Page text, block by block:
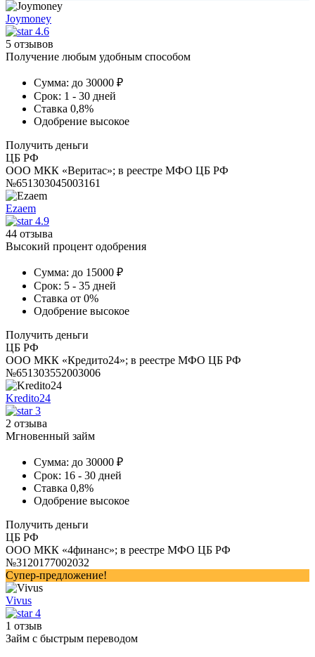
Joymoney
4.6
5 отзывов
Получение любым удобным способом
Сумма: до 30000 ₽
Срок: 1 - 30 дней
Ставка 0,8%
Одобрение высокое
Получить деньги
ЦБ РФ
ООО МКК «Веритас»; в реестре МФО ЦБ РФ
№651303045003161
Ezaem
4.9
44 отзыва
Высокий процент одобрения
Сумма: до 15000 ₽
Срок: 5 - 35 дней
Ставка от 0%
Одобрение высокое
Получить деньги
ЦБ РФ
ООО МКК «Кредито24»; в реестре МФО ЦБ РФ
№651303552003006
Kredito24
3
2 отзыва
Мгновенный займ
Сумма: до 30000 ₽
Срок: 16 - 30 дней
Ставка 0,8%
Одобрение высокое
Получить деньги
ЦБ РФ
ООО МКК «4финанс»; в реестре МФО ЦБ РФ
№3120177002032
Супер-предложение!
Vivus
4
1 отзыв
Займ с быстрым переводом